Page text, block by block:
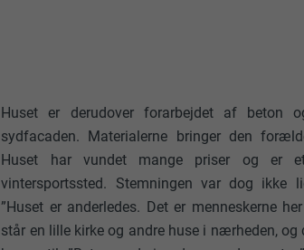
Huset er derudover forarbejdet af beton
sydfacaden. Materialerne bringer den
Huset har vundet mange priser og er
vintersportssted. Stemningen var dog ikke
”Huset er anderledes. Det er menneskerne
står en lille kirke og andre huse i nærheden,